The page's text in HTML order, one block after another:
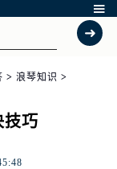

> 浪琴知识 >
技巧